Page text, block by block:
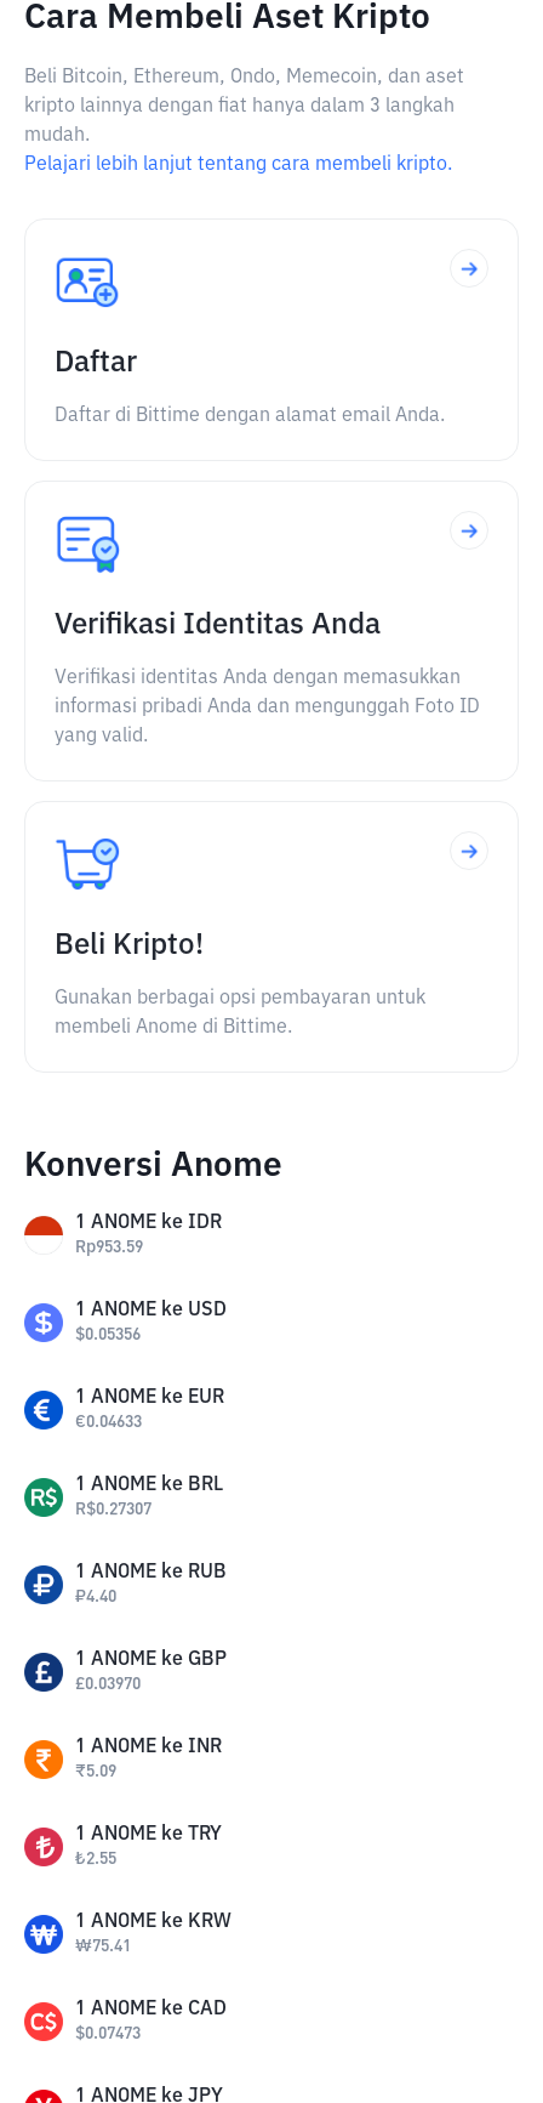
Cara Membeli Aset Kripto
Beli Bitcoin, Ethereum, Ondo, Memecoin, dan aset
kripto lainnya dengan fiat hanya dalam 3 langkah
mudah.
Pelajari lebih lanjut tentang cara membeli kripto.
Daftar
Daftar di Bittime dengan alamat email Anda.
Verifikasi Identitas Anda
Verifikasi identitas Anda dengan memasukkan
informasi pribadi Anda dan mengunggah Foto ID
yang valid.
Beli Kripto!
Gunakan berbagai opsi pembayaran untuk
membeli Anome di Bittime.
Konversi Anome
1 ANOME ke IDR
Rp953.59
1 ANOME ke USD
$0.05356
1 ANOME ke EUR
€0.04633
1 ANOME ke BRL
R$0.27307
1 ANOME ke RUB
₽4.40
1 ANOME ke GBP
£0.03970
1 ANOME ke INR
₹5.09
1 ANOME ke TRY
₺2.55
1 ANOME ke KRW
₩75.41
1 ANOME ke CAD
$0.07473
1 ANOME ke JPY